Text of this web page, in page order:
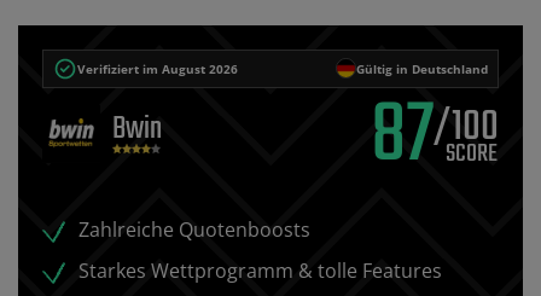
Verifiziert im August 2026 Gültig in Deutschland
Bwin 87/100
Zahlreiche Quotenboosts
Starkes Wettprogramm & tolle Features